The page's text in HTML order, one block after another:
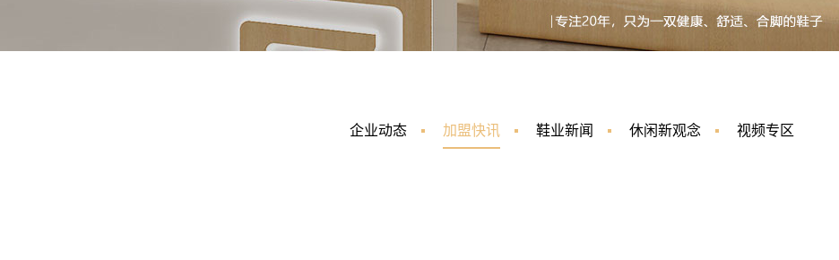
企业动态 加盟快讯 鞋业新闻 休闲新观念 视频专区